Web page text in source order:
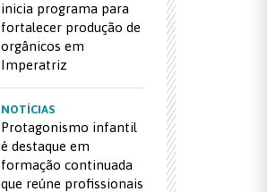
inicia programa para
fortalecer produção de
orgânicos em
Imperatriz
NOTÍCIAS
Protagonismo infantil
é destaque em
formação continuada
que reúne profissionais